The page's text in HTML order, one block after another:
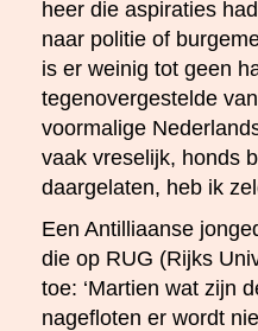
heer die aspiraties
naar politie of
is er weinig tot geen
tegenovergestelde
voormalige
vaak vreselijk, honds
daargelaten, heb ik
Een Antilliaanse
die op RUG (Rijks
toe: ‘Martien wat zijn
nagefloten er wordt